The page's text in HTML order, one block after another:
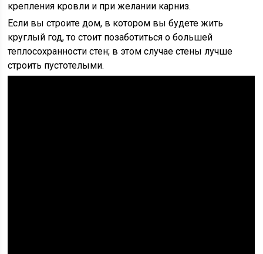
крепления кровли и при желании карниз.
Если вы строите дом, в котором вы будете жить
круглый год, то стоит позаботиться о большей
теплосохранности стен; в этом случае стены лучше
строить пустотелыми.